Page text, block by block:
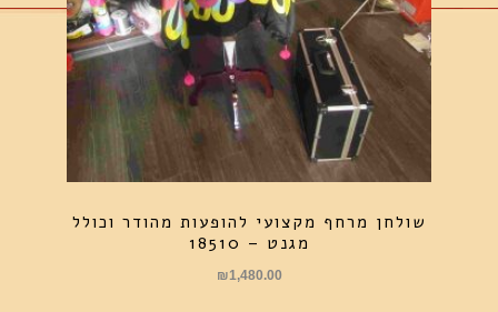
שולחן מרחף מקצועי להופעות מהודר וכולל
מגנט – 18510
₪1,480.00